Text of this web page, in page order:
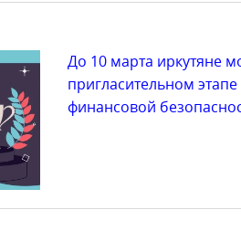
До 10 марта иркутяне
пригласительном
финансовой